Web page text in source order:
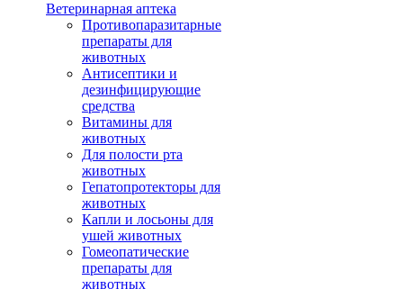
Ветеринарная аптека
Противопаразитарные
препараты для
животных
Антисептики и
дезинфицирующие
средства
Витамины для
животных
Для полости рта
животных
Гепатопротекторы для
животных
Капли и лосьоны для
ушей животных
Гомеопатические
препараты для
животных